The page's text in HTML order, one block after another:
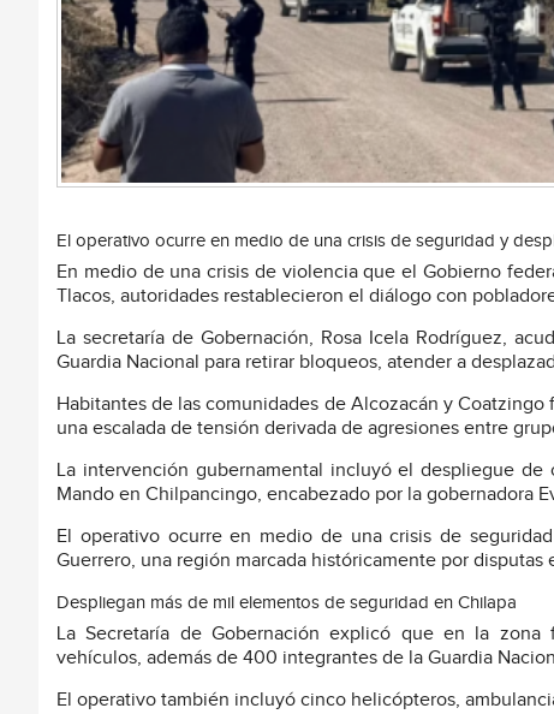
El operativo ocurre en medio de una crisis de seguridad y
En medio de una crisis de violencia que el Gobierno
Tlacos, autoridades restablecieron el diálogo con
La secretaría de Gobernación, Rosa Icela Rodríguez,
Guardia Nacional para retirar bloqueos, atender a
Habitantes de las comunidades de Alcozacán y
una escalada de tensión derivada de agresiones entre
La intervención gubernamental incluyó el despliegue
Mando en Chilpancingo, encabezado por la gobernadora
El operativo ocurre en medio de una crisis de
Guerrero, una región marcada históricamente por
Despliegan más de mil elementos de seguridad en Chilapa
La Secretaría de Gobernación explicó que en la
vehículos, además de 400 integrantes de la Guardia
El operativo también incluyó cinco helicópteros,